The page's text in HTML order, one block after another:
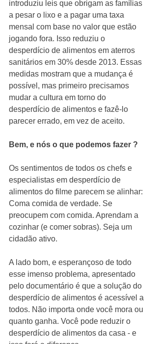
introduziu leis que obrigam as famílias
a pesar o lixo e a pagar uma taxa
mensal com base no valor que estão
jogando fora. Isso reduziu o
desperdício de alimentos em aterros
sanitários em 30% desde 2013. Essas
medidas mostram que a mudança é
possível, mas primeiro precisamos
mudar a cultura em torno do
desperdício de alimentos e fazê-lo
parecer errado, em vez de aceito.
Bem, e nós o que podemos fazer ?
Os sentimentos de todos os chefs e
especialistas em desperdício de
alimentos do filme parecem se alinhar:
Coma comida de verdade. Se
preocupem com comida. Aprendam a
cozinhar (e comer sobras). Seja um
cidadão ativo.
A lado bom, e esperançoso de todo
esse imenso problema, apresentado
pelo documentário é que a solução do
desperdício de alimentos é acessível a
todos. Não importa onde você mora ou
quanto ganha. Você pode reduzir o
desperdício de alimentos da casa - e